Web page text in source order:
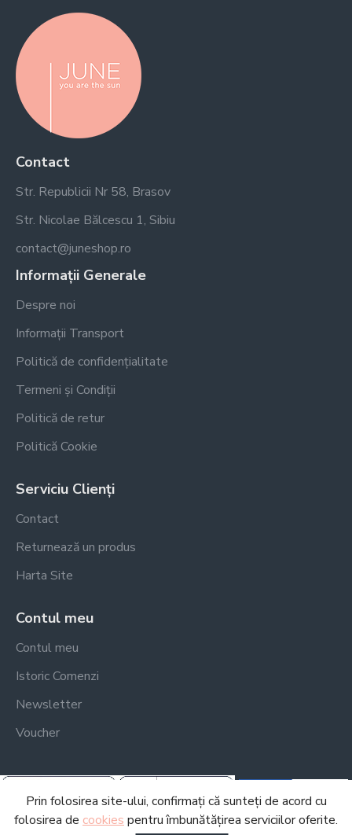
Prin folosirea site-ului, confirmați că sunteți de acord cu
folosirea de cookies pentru îmbunătățirea serviciilor oferite.
Contact
Str. Republicii Nr 58, Brasov
Str. Nicolae Bălcescu 1, Sibiu
contact@juneshop.ro
Informații Generale
Despre noi
Informații Transport
Politică de confidențialitate
Termeni și Condiții
Politică de retur
Politică Cookie
Serviciu Clienți
Contact
Returnează un produs
Harta Site
Contul meu
Contul meu
Istoric Comenzi
Newsletter
Voucher
FILTREAZA PRODUSE